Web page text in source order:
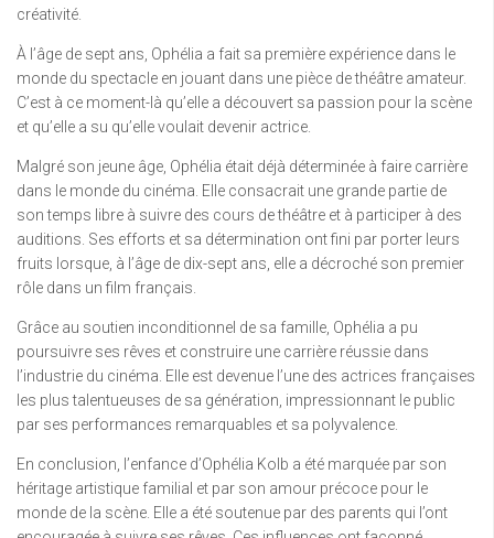
créativité.
À l’âge de sept ans, Ophélia a fait sa première expérience dans le
monde du spectacle en jouant dans une pièce de théâtre amateur.
C’est à ce moment-là qu’elle a découvert sa passion pour la scène
et qu’elle a su qu’elle voulait devenir actrice.
Malgré son jeune âge, Ophélia était déjà déterminée à faire carrière
dans le monde du cinéma. Elle consacrait une grande partie de
son temps libre à suivre des cours de théâtre et à participer à des
auditions. Ses efforts et sa détermination ont fini par porter leurs
fruits lorsque, à l’âge de dix-sept ans, elle a décroché son premier
rôle dans un film français.
Grâce au soutien inconditionnel de sa famille, Ophélia a pu
poursuivre ses rêves et construire une carrière réussie dans
l’industrie du cinéma. Elle est devenue l’une des actrices françaises
les plus talentueuses de sa génération, impressionnant le public
par ses performances remarquables et sa polyvalence.
En conclusion, l’enfance d’Ophélia Kolb a été marquée par son
héritage artistique familial et par son amour précoce pour le
monde de la scène. Elle a été soutenue par des parents qui l’ont